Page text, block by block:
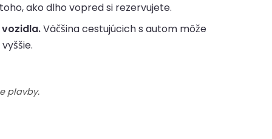
ako dlho vopred si rezervujete.
Väčšina cestujúcich s autom môže
plavby.